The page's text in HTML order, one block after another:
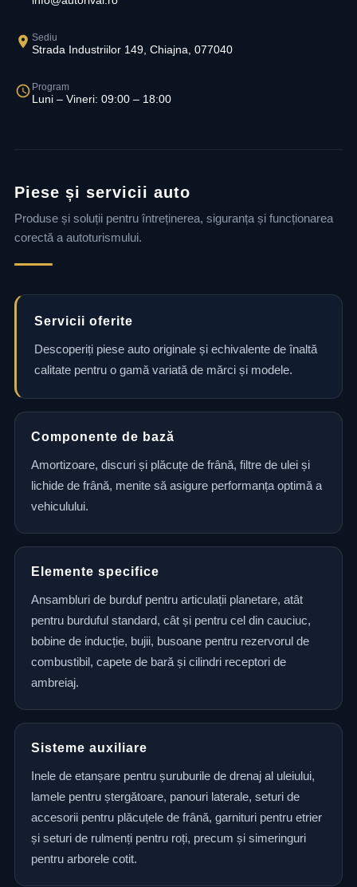
Sediu
Strada Industriilor 149, Chiajna, 077040
Program
Luni – Vineri: 09:00 – 18:00
Piese și servicii auto
Produse și soluții pentru întreținerea, siguranța și funcționarea
corectă a autoturismului.
Servicii oferite
Descoperiți piese auto originale și echivalente de înaltă
calitate pentru o gamă variată de mărci și modele.
Componente de bază
Amortizoare, discuri și plăcuțe de frână, filtre de ulei și
lichide de frână, menite să asigure performanța optimă a
vehiculului.
Elemente specifice
Ansambluri de burduf pentru articulații planetare, atât
pentru burduful standard, cât și pentru cel din cauciuc,
bobine de inducție, bujii, busoane pentru rezervorul de
combustibil, capete de bară și cilindri receptori de
ambreiaj.
Sisteme auxiliare
Inele de etanșare pentru șuruburile de drenaj al uleiului,
lamele pentru ștergătoare, panouri laterale, seturi de
accesorii pentru plăcuțele de frână, garnituri pentru etrier
și seturi de rulmenți pentru roți, precum și simeringuri
pentru arborele cotit.